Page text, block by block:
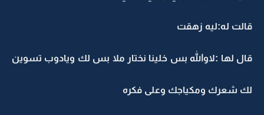
قالت له:ليه زهقت
قال لها :لاوالله بس خلينا نختار ملا بس لك ويادوب تسوين
لك شعرك ومكياجك وعلى فكره